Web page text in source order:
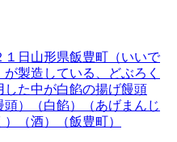
１日山形県飯豊町（いいで
製造している、どぶろく
た中が白餡の揚げ饅頭
頭）（白餡）（あげまんじ
（酒）（飯豊町）